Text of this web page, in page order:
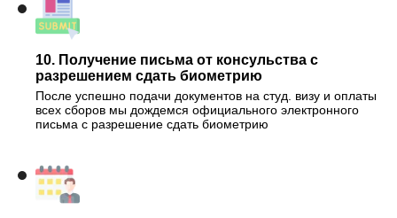
10. Получение письма от консульства с
разрешением сдать биометрию
После успешно подачи документов на студ. визу и оплаты
всех сборов мы дождемся официального электронного
письма с разрешение сдать биометрию